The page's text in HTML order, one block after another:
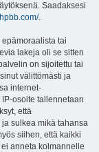
Saadaksesi
.
tai
lakeja oli se sitten
on sijoitettu tai
välittömästi ja
internet-
osoite tallennetaan
että
sulkea mikä tahansa
siihen, että kaikki
anneta kolmannelle